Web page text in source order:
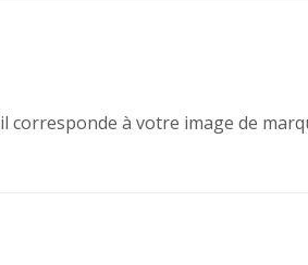
à votre image de